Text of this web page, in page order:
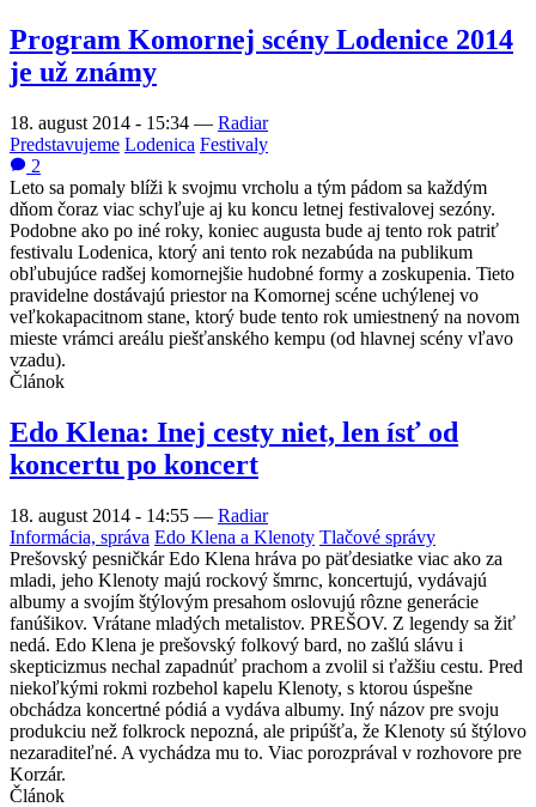
Program Komornej scény Lodenice 2014
je už známy
18. august 2014 - 15:34 — Radiar
Predstavujeme Lodenica Festivaly
2
Leto sa pomaly blíži k svojmu vrcholu a tým pádom sa každým
dňom čoraz viac schyľuje aj ku koncu letnej festivalovej sezóny.
Podobne ako po iné roky, koniec augusta bude aj tento rok patriť
festivalu Lodenica, ktorý ani tento rok nezabúda na publikum
obľubujúce radšej komornejšie hudobné formy a zoskupenia. Tieto
pravidelne dostávajú priestor na Komornej scéne uchýlenej vo
veľkokapacitnom stane, ktorý bude tento rok umiestnený na novom
mieste vrámci areálu piešťanského kempu (od hlavnej scény vľavo
vzadu).
Článok
Edo Klena: Inej cesty niet, len ísť od
koncertu po koncert
18. august 2014 - 14:55 — Radiar
Informácia, správa Edo Klena a Klenoty Tlačové správy
Prešovský pesničkár Edo Klena hráva po päťdesiatke viac ako za
mladi, jeho Klenoty majú rockový šmrnc, koncertujú, vydávajú
albumy a svojím štýlovým presahom oslovujú rôzne generácie
fanúšikov. Vrátane mladých metalistov. PREŠOV. Z legendy sa žiť
nedá. Edo Klena je prešovský folkový bard, no zašlú slávu i
skepticizmus nechal zapadnúť prachom a zvolil si ťažšiu cestu. Pred
niekoľkými rokmi rozbehol kapelu Klenoty, s ktorou úspešne
obchádza koncertné pódiá a vydáva albumy. Iný názov pre svoju
produkciu než folkrock nepozná, ale pripúšťa, že Klenoty sú štýlovo
nezaraditeľné. A vychádza mu to. Viac porozprával v rozhovore pre
Korzár.
Článok